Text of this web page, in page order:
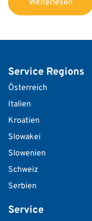
Weiterlesen
Service Regions
Österreich
Italien
Kroatien
Slowakei
Slowenien
Schweiz
Serbien
Service